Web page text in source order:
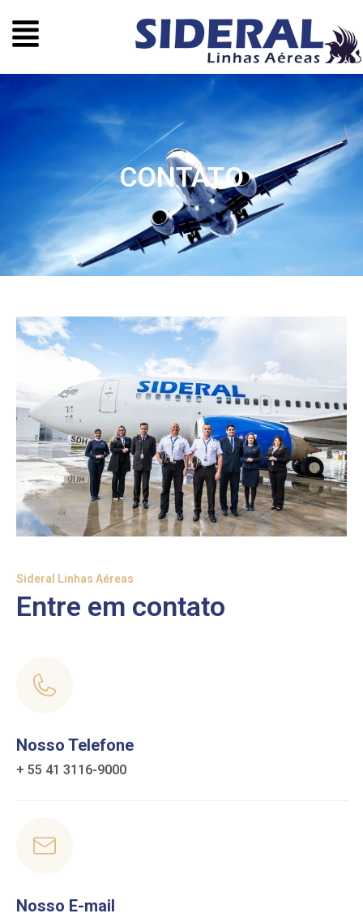
CONTATO
Sideral Linhas Aéreas
Entre em contato
Nosso Telefone
+ 55 41 3116-9000
Nosso E-mail